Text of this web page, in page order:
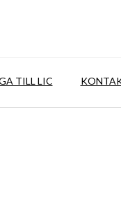
TILL LIC